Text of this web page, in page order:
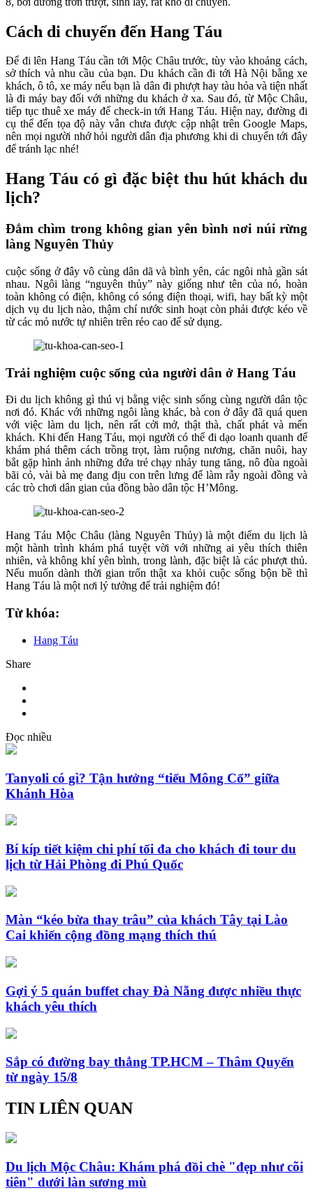
Cách di chuyển đến Hang Táu
Để đi lên Hang Táu cần tới Mộc Châu trước, tùy vào khoảng cách,
sở thích và nhu cầu của bạn. Du khách cần đi tới Hà Nội bằng xe
khách, ô tô, xe máy nếu bạn là dân đi phượt hay tàu hỏa và tiện nhất
là đi máy bay đối với những du khách ở xa. Sau đó, từ Mộc Châu,
tiếp tục thuê xe máy để check-in tới Hang Táu. Hiện nay, đường đi
cụ thể đến tọa độ này vẫn chưa được cập nhật trên Google Maps,
nên mọi người nhớ hỏi người dân địa phương khi di chuyển tới đây
để tránh lạc nhé!
Hang Táu có gì đặc biệt thu hút khách du
lịch?
Đắm chìm trong không gian yên bình nơi núi rừng
làng Nguyên Thủy
cuộc sống ở đây vô cùng dân dã và bình yên, các ngôi nhà gần sát
nhau. Ngôi làng “nguyên thủy” này giống như tên của nó, hoàn
toàn không có điện, không có sóng điện thoại, wifi, hay bất kỳ một
dịch vụ du lịch nào, thậm chí nước sinh hoạt còn phải được kéo về
từ các mỏ nước tự nhiên trên rẻo cao để sử dụng.
Trải nghiệm cuộc sống của người dân ở Hang Táu
Đi du lịch không gì thú vị bằng việc sinh sống cùng người dân tộc
nơi đó. Khác với những ngôi làng khác, bà con ở đây đã quá quen
với việc làm du lịch, nên rất cởi mở, thật thà, chất phát và mến
khách. Khi đến Hang Táu, mọi người có thể đi dạo loanh quanh để
khám phá thêm cách trồng trọt, làm ruộng nương, chăn nuôi, hay
bắt gặp hình ảnh những đứa trẻ chạy nhảy tung tăng, nô đùa ngoài
bãi cỏ, vài bà mẹ đang địu con trên lưng để làm rẫy ngoài đồng và
các trò chơi dân gian của đồng bào dân tộc H’Mông.
Hang Táu Mộc Châu (làng Nguyên Thủy) là một điểm du lịch là
một hành trình khám phá tuyệt vời với những ai yêu thích thiên
nhiên, và không khí yên bình, trong lành, đặc biệt là các phượt thủ.
Nếu muốn dành thời gian trốn thật xa khỏi cuộc sống bộn bề thì
Hang Táu là một nơi lý tưởng để trải nghiệm đó!
Từ khóa:
Hang Táu
Share
Đọc nhiều
Tanyoli có gì? Tận hưởng “tiểu Mông Cổ” giữa
Khánh Hòa
Bí kíp tiết kiệm chi phí tối đa cho khách đi tour du
lịch từ Hải Phòng đi Phú Quốc
Màn “kéo bừa thay trâu” của khách Tây tại Lào
Cai khiến cộng đồng mạng thích thú
Gợi ý 5 quán buffet chay Đà Nẵng được nhiều thực
khách yêu thích
Sắp có đường bay thẳng TP.HCM – Thâm Quyến
từ ngày 15/8
TIN LIÊN QUAN
Du lịch Mộc Châu: Khám phá đồi chè "đẹp như cõi
tiên" dưới làn sương mù